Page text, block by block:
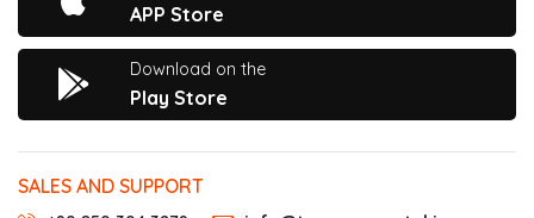
APP Store
Download on the
Play Store
SALES AND SUPPORT